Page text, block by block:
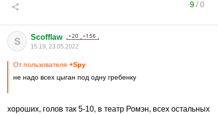
9/0
S Scofflaw
15:19, 23.05.2022
От пользователя +Spy
не надо всех цыган под одну гребенку
хороших, голов так 5-10, в театр Ромэн, всех остальных